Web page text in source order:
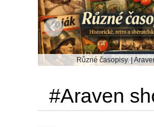
Knihy | Araven
#Araven